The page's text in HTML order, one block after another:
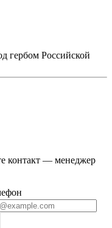
гербом Российской
контакт — менеджер